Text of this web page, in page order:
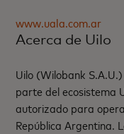
www.uala.com.ar
Acerca de Uilo
Uilo (Wilobank
parte del ecosistema
autorizado para
República Argentina.